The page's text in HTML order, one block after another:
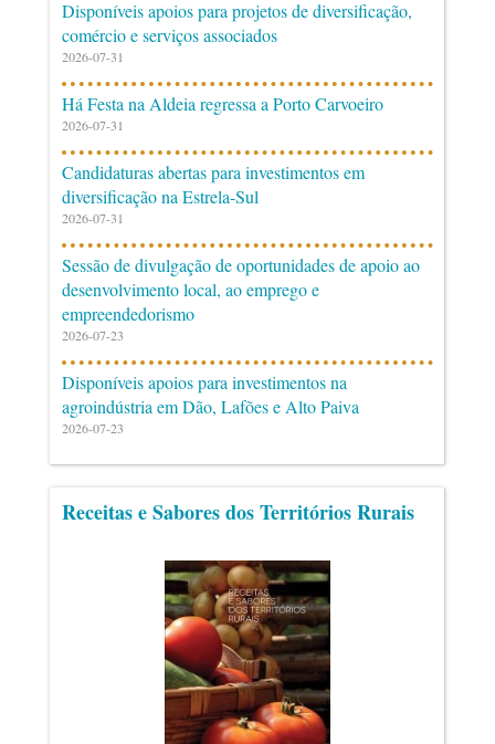
Disponíveis apoios para projetos de diversificação,
comércio e serviços associados
2026-07-31
Há Festa na Aldeia regressa a Porto Carvoeiro
2026-07-31
Candidaturas abertas para investimentos em
diversificação na Estrela-Sul
2026-07-31
Sessão de divulgação de oportunidades de apoio ao
desenvolvimento local, ao emprego e
empreendedorismo
2026-07-23
Disponíveis apoios para investimentos na
agroindústria em Dão, Lafões e Alto Paiva
2026-07-23
Receitas e Sabores dos Territórios Rurais